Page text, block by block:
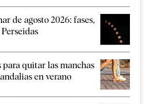
de agosto 2026: fases,
para quitar las manchas
en verano